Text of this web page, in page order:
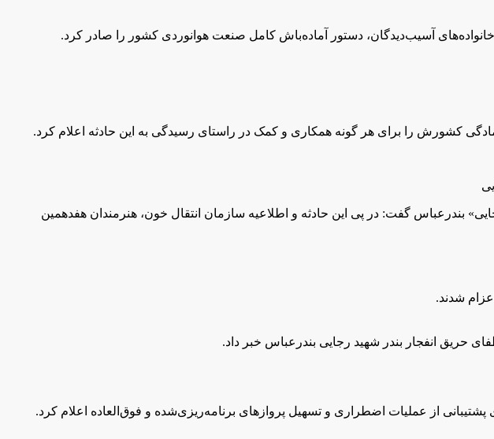
آسیب‌دیدگان، دستور آماده‌باش کامل صنعت هوانوردی کشور را صادر کرد.
کشورش را برای هر گونه همکاری و کمک در راستای رسیدگی به این حادثه اعلام کرد.
بندرعباس گفت: در پی این حادثه و اطلاعیه سازمان انتقال خون، هنرمندان هفدهمین
پشتیبانی از عملیات اضطراری و تسهیل پروازهای برنامه‌ریزی‌شده و فوق‌العاده اعلام کرد.